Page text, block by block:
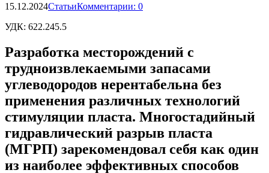
15.12.2024СтатьиКомментарии: 0
УДК: 622.245.5
Разработка месторождений с
трудноизвлекаемыми запасами
углеводородов нерентабельна без
применения различных технологий
стимуляции пласта. Многостадийный
гидравлический разрыв пласта
(МГРП) зарекомендовал себя как один
из наиболее эффективных способов